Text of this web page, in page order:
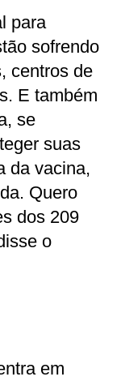
para
sofrendo
centros de
E também
se
suas
da vacina,
Quero
dos 209
o
em